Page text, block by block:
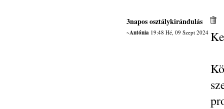
3napos osztálykirándulás
~Antónia19:48 Hé, 09 Szept 2024